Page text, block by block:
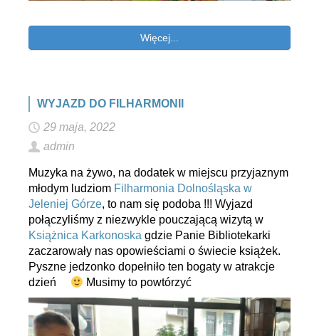
Więcej...
WYJAZD DO FILHARMONII
29 maja, 2022
admin
Muzyka na żywo, na dodatek w miejscu przyjaznym
młodym ludziom Filharmonia Dolnośląska w
Jeleniej Górze, to nam się podoba !!! Wyjazd
połączyliśmy z niezwykle pouczającą wizytą w
Książnica Karkonoska gdzie Panie Bibliotekarki
zaczarowały nas opowieściami o świecie książek.
Pyszne jedzonko dopełniło ten bogaty w atrakcje
dzień
Musimy to powtórzyć